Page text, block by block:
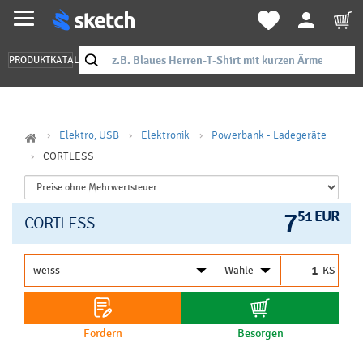
PRODUKTKATALOG
Elektro, USB Elektronik
Powerbank - Ladegeräte
CORTLESS
CORTLESS 751 EUR
KS
Fordern Besorgen